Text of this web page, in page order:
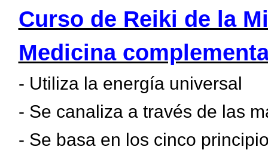
Curso de Reiki de la
Medicina
- Utiliza la energía universal
- Se canaliza a través de las
- Se basa en los cinco